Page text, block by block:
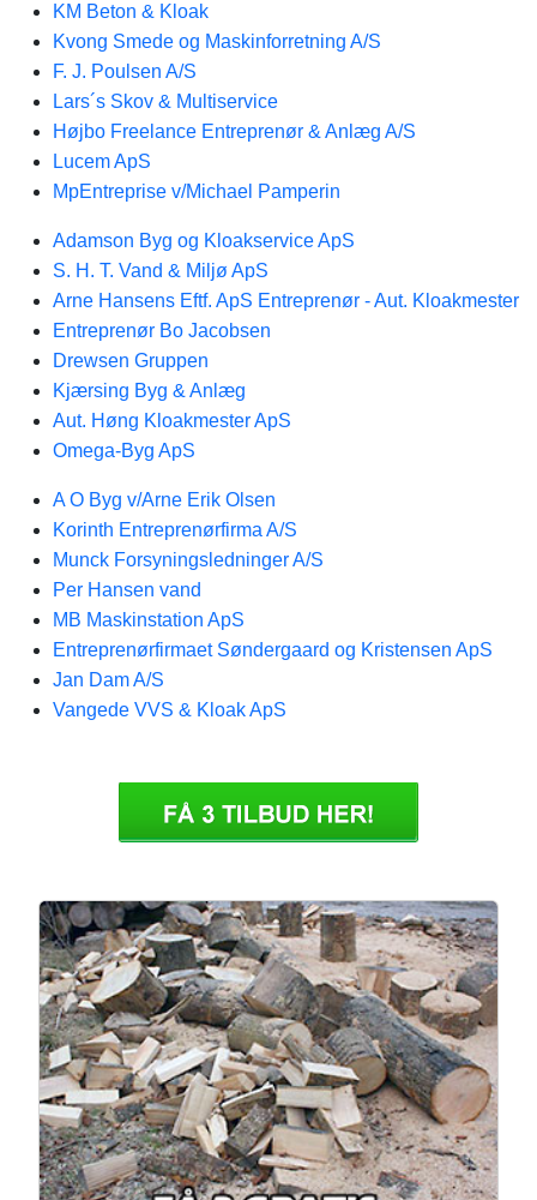
KM Beton & Kloak
Kvong Smede og Maskinforretning A/S
F. J. Poulsen A/S
Lars´s Skov & Multiservice
Højbo Freelance Entreprenør & Anlæg A/S
Lucem ApS
MpEntreprise v/Michael Pamperin
Adamson Byg og Kloakservice ApS
S. H. T. Vand & Miljø ApS
Arne Hansens Eftf. ApS Entreprenør - Aut. Kloakmester
Entreprenør Bo Jacobsen
Drewsen Gruppen
Kjærsing Byg & Anlæg
Aut. Høng Kloakmester ApS
Omega-Byg ApS
A O Byg v/Arne Erik Olsen
Korinth Entreprenørfirma A/S
Munck Forsyningsledninger A/S
Per Hansen vand
MB Maskinstation ApS
Entreprenørfirmaet Søndergaard og Kristensen ApS
Jan Dam A/S
Vangede VVS & Kloak ApS